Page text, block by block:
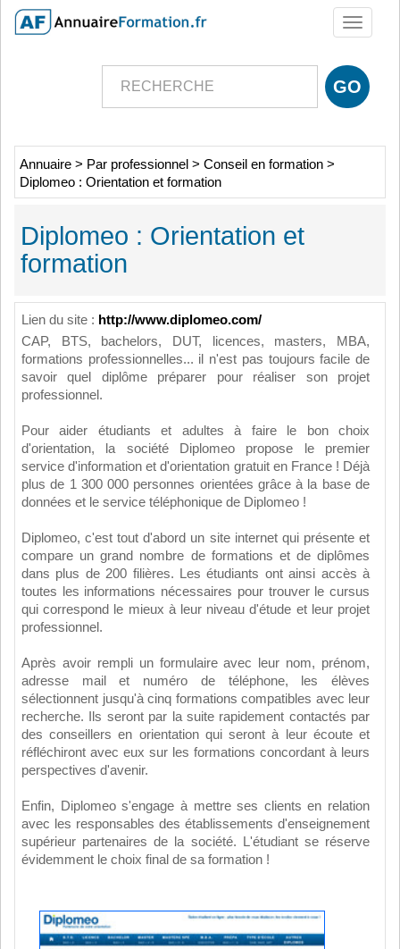
Toggle
Annuaire > Par professionnel > Conseil en formation >
Diplomeo : Orientation et formation
Diplomeo : Orientation et
formation
Lien du site : http://www.diplomeo.com/
CAP, BTS, bachelors, DUT, licences, masters, MBA,
formations professionnelles... il n'est pas toujours facile de
savoir quel diplôme préparer pour réaliser son projet
professionnel.
Pour aider étudiants et adultes à faire le bon choix
d'orientation, la société Diplomeo propose le premier
service d'information et d'orientation gratuit en France ! Déjà
plus de 1 300 000 personnes orientées grâce à la base de
données et le service téléphonique de Diplomeo !
Diplomeo, c'est tout d'abord un site internet qui présente et
compare un grand nombre de formations et de diplômes
dans plus de 200 filières. Les étudiants ont ainsi accès à
toutes les informations nécessaires pour trouver le cursus
qui correspond le mieux à leur niveau d'étude et leur projet
professionnel.
Après avoir rempli un formulaire avec leur nom, prénom,
adresse mail et numéro de téléphone, les élèves
sélectionnent jusqu'à cinq formations compatibles avec leur
recherche. Ils seront par la suite rapidement contactés par
des conseillers en orientation qui seront à leur écoute et
réfléchiront avec eux sur les formations concordant à leurs
perspectives d'avenir.
Enfin, Diplomeo s'engage à mettre ses clients en relation
avec les responsables des établissements d'enseignement
supérieur partenaires de la société. L'étudiant se réserve
évidemment le choix final de sa formation !